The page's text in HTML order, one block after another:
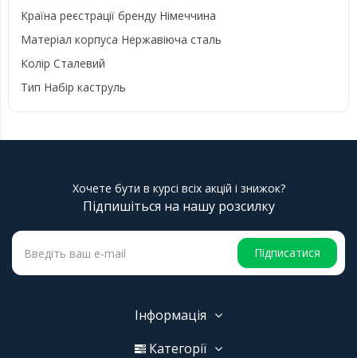
Країна реєстрації бренду Німеччина
Матеріал корпуса Нержавіюча сталь
Колір Сталевий
Тип Набір каструль
Хочете бути в курсі всіх акцій і знижок?
Підпишіться на нашу розсилку
Підписатися
Інформація
Категорії